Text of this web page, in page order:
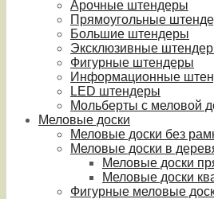
Арочные штендеры
Прямоугольные
Большие штендеры
Эксклюзивные
Фигурные штендеры
Информационные
LED штендеры
Мольберты с меловой
Меловые доски
Меловые доски без
Меловые доски в
Меловые доски
Меловые доски
Фигурные меловые